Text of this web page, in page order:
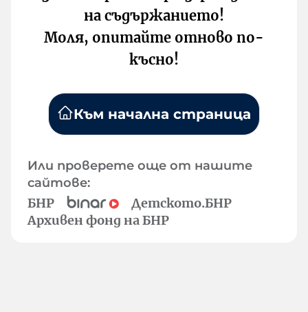
на съдържанието!
Моля, опитайте отново по-
късно!
Към начална страница
Или проверете още от нашите
сайтове:
БНР
Детското.БНР
Архивен фонд на БНР